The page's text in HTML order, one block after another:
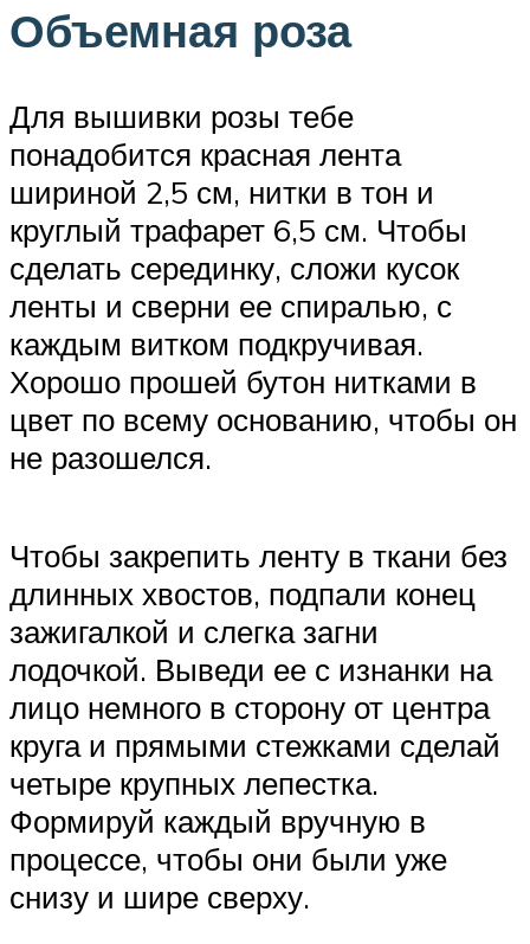
Объемная роза
Для вышивки розы тебе
понадобится красная лента
шириной 2,5 см, нитки в тон и
круглый трафарет 6,5 см. Чтобы
сделать серединку, сложи кусок
ленты и сверни ее спиралью, с
каждым витком подкручивая.
Хорошо прошей бутон нитками в
цвет по всему основанию, чтобы он
не разошелся.
Чтобы закрепить ленту в ткани без
длинных хвостов, подпали конец
зажигалкой и слегка загни
лодочкой. Выведи ее с изнанки на
лицо немного в сторону от центра
круга и прямыми стежками сделай
четыре крупных лепестка.
Формируй каждый вручную в
процессе, чтобы они были уже
снизу и шире сверху.